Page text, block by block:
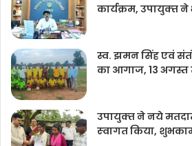
कार्यक्रम, उपायुक्‍त
स्व. झमन सिंह एवं
का आगाज, 13 अगस्त
उपायुक्‍त ने नये
स्‍वागत किया,